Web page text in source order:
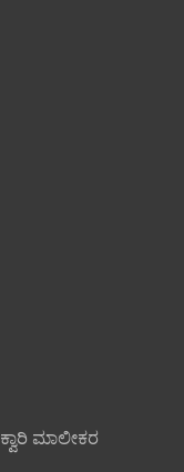
ಮಾಲೀಕರ